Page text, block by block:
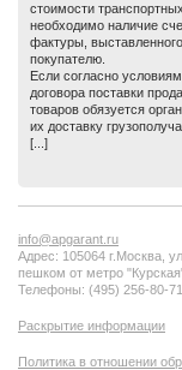
стоимости
необходимо наличие
фактуры, выставленного
покупателю.
Если согласно условиям
договора поставки
товаров обязуется
их доставку
[...]
info@apgarant.ru
Адрес: 105064 г.Москва,
пешком от метро
Телефоны: (495) 256-80-
Раскрытие информации
Политика в отношении